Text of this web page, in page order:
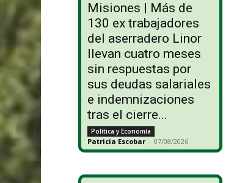
Misiones | Más de
130 ex trabajadores
del aserradero Linor
llevan cuatro meses
sin respuestas por
sus deudas salariales
e indemnizaciones
tras el cierre...
Política y Economía
Patricia Escobar - 07/08/2026